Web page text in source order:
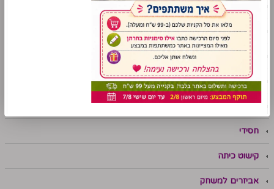
עונות השנה
מזכרות ומתנות
מסיבת הסידור
מסיבת החומש
גני ילדים
חסידי
קישוט כיתה
אביזרים למשחק